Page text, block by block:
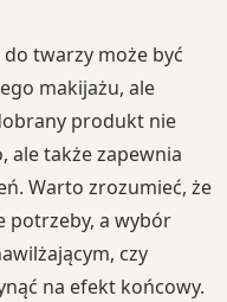
twarzy może być
makijażu, ale
produkt nie
ale także zapewnia
Warto zrozumieć, że
potrzeby, a wybór
czy
na efekt końcowy.